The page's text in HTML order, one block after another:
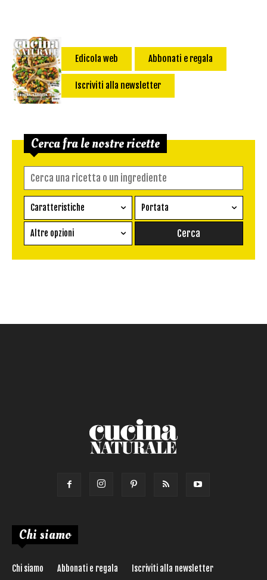
Edicola web Abbonati e regala
Iscriviti alla newsletter
Cerca fra le nostre ricette
Caratteristiche
Ricetta vegetariana
Senza glutine
Portata
Conserva
Altre opzioni
Chi siamo
Chi siamo Abbonati e regala Iscriviti alla newsletter